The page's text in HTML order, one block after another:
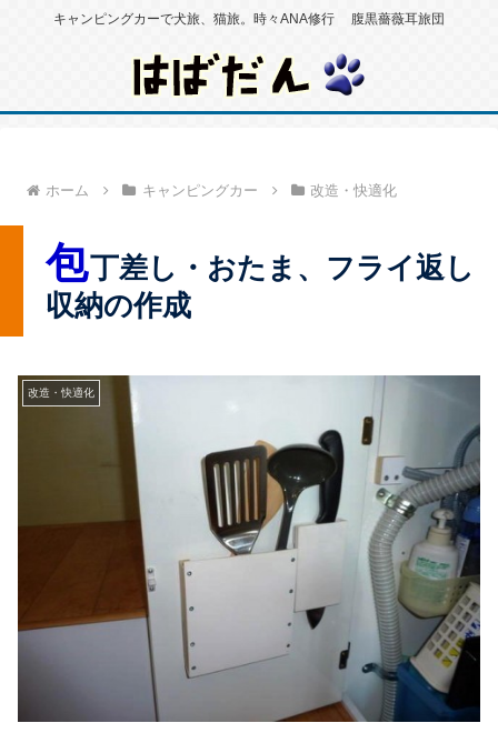
キャンピングカーで犬旅、猫旅。時々ANA修行 腹黒薔薇耳旅団
ホーム キャンピングカー 改造・快適化
包丁差し・おたま、フライ返し
収納の作成
改造・快適化